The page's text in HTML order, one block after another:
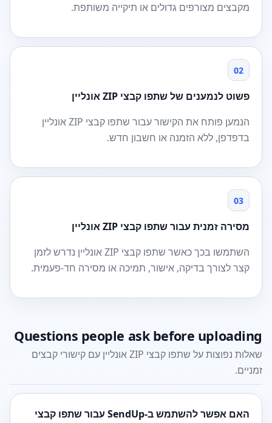
מקבצים מצורפים גדולים או תיקייה משותפת.
02
פשוט לנמענים של שתפו קבצי ZIP אונליין
הנמען פותח את הקישור עבור שתפו קבצי ZIP אונליין
בדפדפן, ללא הזמנה או חשבון חדש.
03
מסירה זמנית עבור שתפו קבצי ZIP אונליין
השתמשו בכך כאשר שתפו קבצי ZIP אונליין נדרש לזמן
קצר לצורך בדיקה, אישור, תמיכה או מסירה חד-פעמית.
Questions people ask before uploading
שאלות נפוצות על שתפו קבצי ZIP אונליין עם קישורי קבצים
זמניים.
האם אפשר להשתמש ב-SendUp עבור שתפו קבצי